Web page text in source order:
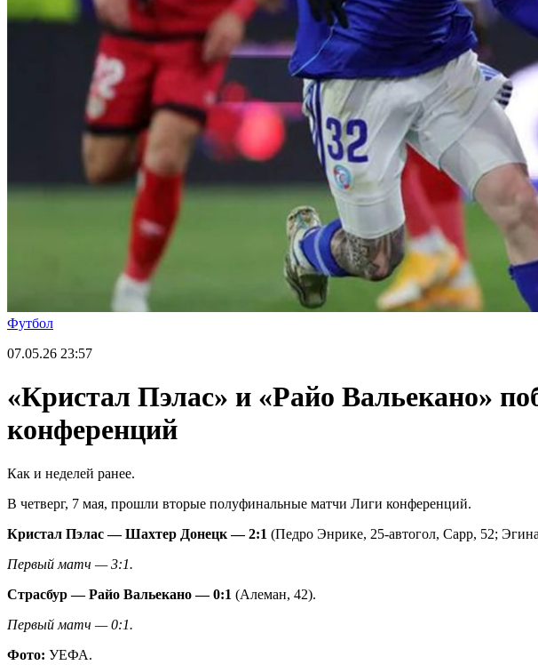
Футбол
07.05.26 23:57
«Кристал Пэлас» и «Райо Вальекано»
конференций
Как и неделей ранее.
В четверг, 7 мая, прошли вторые полуфинальные матчи Лиги конференций.
Кристал Пэлас — Шахтер Донецк — 2:1 (Педро Энрике, 25-автогол, Сарр, 52;
Первый матч — 3:1.
Страсбур — Райо Вальекано — 0:1 (Алеман, 42).
Первый матч — 0:1.
Фото: УЕФА.